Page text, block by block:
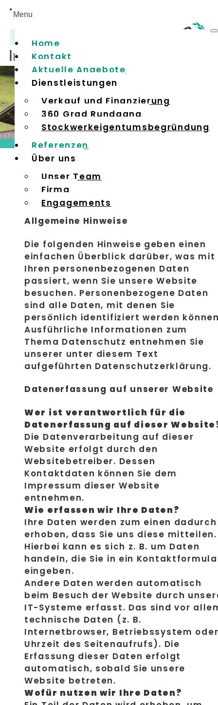
Home
Kontakt
Aktuelle Angebote
Dienstleistungen
Verkauf und Finanzierung
360 Grad Rundgang
Stockwerkeigentumsbegründung
Referenzen
Über uns
Unser Team
Firma
Engagements
DATENSCHUTZERKLÄRUNG
1. Datenschutz auf einen Blick
Allgemeine Hinweise
Die folgenden Hinweise geben einen
einfachen Überblick darüber, was mit
Ihren personenbezogenen Daten
passiert, wenn Sie unsere Website
besuchen. Personenbezogene Daten
sind alle Daten, mit denen Sie
persönlich identifiziert werden
Ausführliche Informationen zum
Thema Datenschutz entnehmen Sie
unserer unter diesem Text
aufgeführten Datenschutzerklärung.
Datenerfassung auf unserer Website
Wer ist verantwortlich für die
Datenerfassung auf dieser
Die Datenverarbeitung auf dieser
Website erfolgt durch den
Websitebetreiber. Dessen
Kontaktdaten können Sie dem
Impressum dieser Website
entnehmen.
Wie erfassen wir Ihre Daten?
Ihre Daten werden zum einen dadurch
erhoben, dass Sie uns diese mitteilen.
Hierbei kann es sich z. B. um Daten
handeln, die Sie in ein
eingeben.
Andere Daten werden automatisch
beim Besuch der Website durch
IT-Systeme erfasst. Das sind vor
technische Daten (z. B.
Internetbrowser, Betriebssystem
Uhrzeit des Seitenaufrufs). Die
Erfassung dieser Daten erfolgt
automatisch, sobald Sie unsere
Website betreten.
Wofür nutzen wir Ihre Daten?